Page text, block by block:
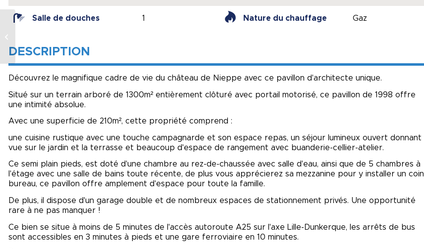
Salle de douches 1 Nature du chauffage Gaz
DESCRIPTION
Découvrez le magnifique cadre de vie du château de Nieppe avec ce pavillon d'architecte unique.
Situé sur un terrain arboré de 1300m² entièrement clôturé avec portail motorisé, ce pavillon de 1998 offre
une intimité absolue.
Avec une superficie de 210m², cette propriété comprend :
une cuisine rustique avec une touche campagnarde et son espace repas, un séjour lumineux ouvert donnant
vue sur le jardin et la terrasse et beaucoup d'espace de rangement avec buanderie-cellier-atelier.
Ce semi plain pieds, est doté d'une chambre au rez-de-chaussée avec salle d'eau, ainsi que de 5 chambres à
l'étage avec une salle de bains toute récente, de plus vous apprécierez sa mezzanine pour y installer un coin
bureau, ce pavillon offre amplement d'espace pour toute la famille.
De plus, il dispose d'un garage double et de nombreux espaces de stationnement privés. Une opportunité
rare à ne pas manquer !
Ce bien se situe à moins de 5 minutes de l'accès autoroute A25 sur l'axe Lille-Dunkerque, les arrêts de bus
sont accessibles en 3 minutes à pieds et une gare ferroviaire en 10 minutes.
de terrain